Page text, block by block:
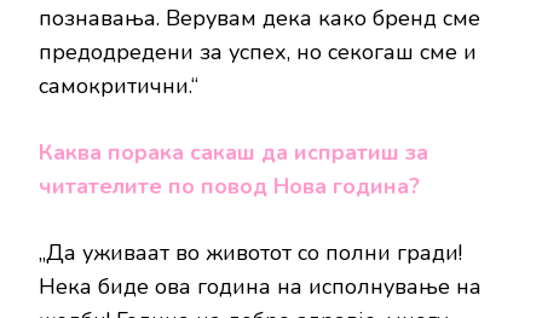
познавања. Верувам дека како бренд сме
предодредени за успех, но секогаш сме и
самокритични.“
Каква порака сакаш да испратиш за
читателите по повод Нова година?
„Да уживаат во животот со полни гради!
Нека биде ова година на исполнување на